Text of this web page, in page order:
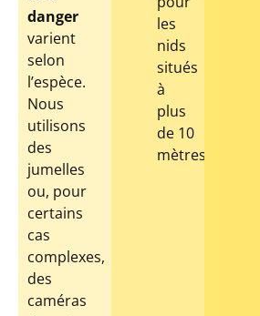
danger
varient
selon
l’espèce.
Nous
utilisons
des
jumelles
ou, pour
certains
cas
complexes,
des
caméras
les
nids
situés
à
plus
de 10
mètres